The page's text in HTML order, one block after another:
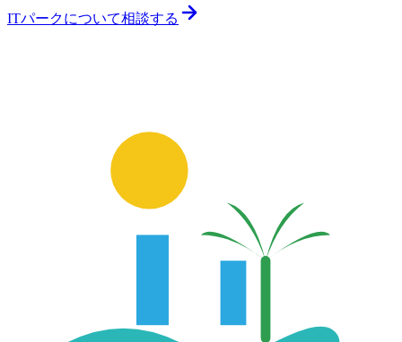
ITパークについて相談する